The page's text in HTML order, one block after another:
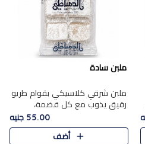
ملبن سادة
ملبن شرقي كلاسيكي بقوام طريو
رقيق يذوب مع كل قضمة،
مغطى بطبقة ناعمة من السكر
البودرة ليقدم المذاق الأصيل الذي
ارتبط بحلويات المولد التقليدي..
55.00 جنيه
أضف